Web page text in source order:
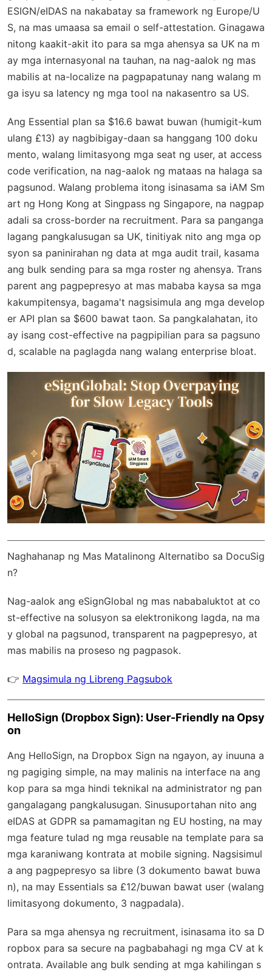
ESIGN/eIDAS na nakabatay sa framework ng Europe/U
S, na mas umaasa sa email o self-attestation. Ginagawa
nitong kaakit-akit ito para sa mga ahensya sa UK na m
ay mga internasyonal na tauhan, na nag-aalok ng mas
mabilis at na-localize na pagpapatunay nang walang m
ga isyu sa latency ng mga tool na nakasentro sa US.
Ang Essential plan sa $16.6 bawat buwan (humigit-kum
ulang £13) ay nagbibigay-daan sa hanggang 100 doku
mento, walang limitasyong mga seat ng user, at access
code verification, na nag-aalok ng mataas na halaga sa
pagsunod. Walang problema itong isinasama sa iAM Sm
art ng Hong Kong at Singpass ng Singapore, na nagpap
adali sa cross-border na recruitment. Para sa panganga
lagang pangkalusugan sa UK, tinitiyak nito ang mga op
syon sa paninirahan ng data at mga audit trail, kasama
ang bulk sending para sa mga roster ng ahensya. Trans
parent ang pagpepresyo at mas mababa kaysa sa mga
kakumpitensya, bagama't nagsisimula ang mga develop
er API plan sa $600 bawat taon. Sa pangkalahatan, ito
ay isang cost-effective na pagpipilian para sa pagsuno
d, scalable na paglagda nang walang enterprise bloat.
Naghahanap ng Mas Matalinong Alternatibo sa DocuSig
n?
Nag-aalok ang eSignGlobal ng mas nababaluktot at co
st-effective na solusyon sa elektronikong lagda, na ma
y global na pagsunod, transparent na pagpepresyo, at
mas mabilis na proseso ng pagpasok.
👉 Magsimula ng Libreng Pagsubok
HelloSign (Dropbox Sign): User-Friendly na Opsy
on
Ang HelloSign, na Dropbox Sign na ngayon, ay inuuna a
ng pagiging simple, na may malinis na interface na ang
kop para sa mga hindi teknikal na administrator ng pan
gangalagang pangkalusugan. Sinusuportahan nito ang
eIDAS at GDPR sa pamamagitan ng EU hosting, na may
mga feature tulad ng mga reusable na template para sa
mga karaniwang kontrata at mobile signing. Nagsisimul
a ang pagpepresyo sa libre (3 dokumento bawat buwa
n), na may Essentials sa £12/buwan bawat user (walang
limitasyong dokumento, 3 nagpadala).
Para sa mga ahensya ng recruitment, isinasama ito sa D
ropbox para sa secure na pagbabahagi ng mga CV at k
ontrata. Available ang bulk sending at mga kahilingan s